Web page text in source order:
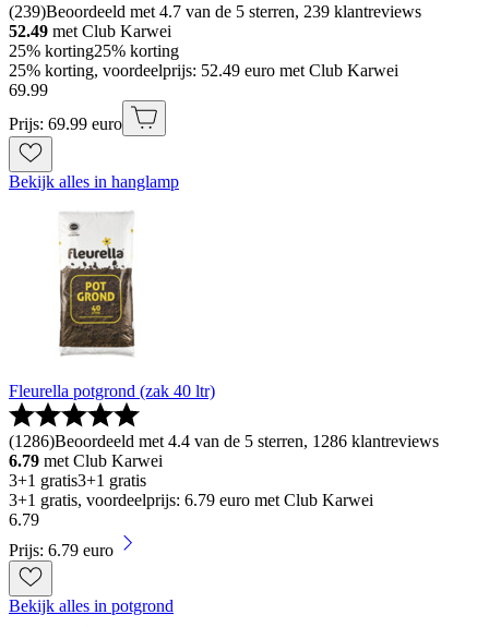
(239)Beoordeeld met 4.7 van de 5 sterren, 239 klantreviews
52.49 met Club Karwei
25% korting25% korting
25% korting, voordeelprijs: 52.49 euro met Club Karwei
69.99
Prijs: 69.99 euro
Bekijk alles in hanglamp
Fleurella potgrond (zak 40 ltr)
(1286)Beoordeeld met 4.4 van de 5 sterren, 1286 klantreviews
6.79 met Club Karwei
3+1 gratis3+1 gratis
3+1 gratis, voordeelprijs: 6.79 euro met Club Karwei
6.79
Prijs: 6.79 euro
Bekijk alles in potgrond